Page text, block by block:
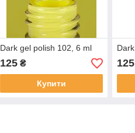
Dark gel polish 102, 6 ml
125₴
Купити
125